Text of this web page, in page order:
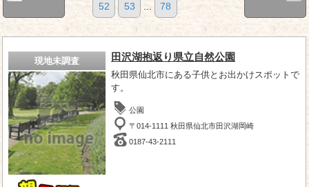
52 53 ... 78
現地未調査 田沢湖抱返り県立自然公園
秋田県仙北市にある子供とお出かけスポットで
す。
公園
〒014-1111 秋田県仙北市田沢湖岡崎
0187-43-2111